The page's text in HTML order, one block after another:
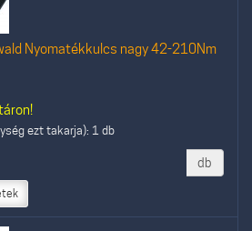
Nyomatékkulcs nagy 42-210Nm
ezt takarja): 1 db
db